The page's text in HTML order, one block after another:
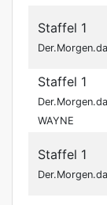
Staffel 1
Staffel 1
WAYNE
Staffel 1